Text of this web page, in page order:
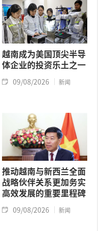
越南成为美国顶尖半导
体企业的投资乐土之一
09/08/2026 新闻
推动越南与新西兰全面
战略伙伴关系更加务实
高效发展的重要里程碑
09/08/2026 新闻